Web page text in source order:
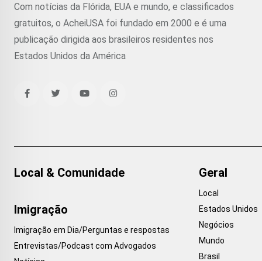
Com notícias da Flórida, EUA e mundo, e classificados
gratuitos, o AcheiUSA foi fundado em 2000 e é uma
publicação dirigida aos brasileiros residentes nos
Estados Unidos da América
Local & Comunidade
Imigração
Imigração em Dia/Perguntas e respostas
Entrevistas/Podcast com Advogados
Geral
Local
Estados Unidos
Negócios
Mundo
Brasil